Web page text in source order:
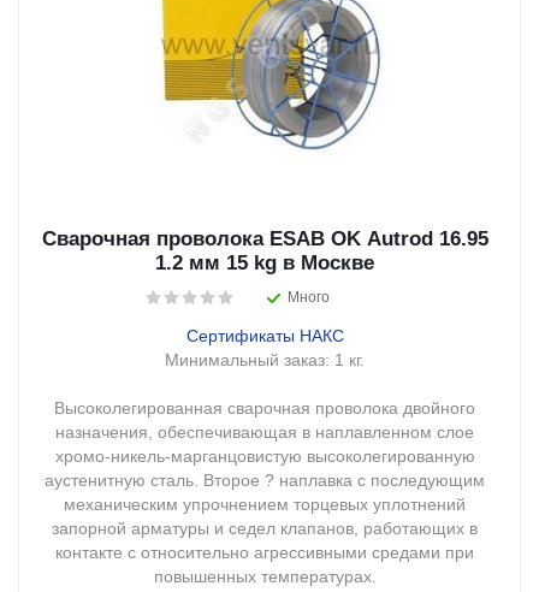
Сварочная проволока ESAB OK Autrod 16.95
1.2 мм 15 kg в Москве
Много
Сертификаты НАКС
Минимальный заказ: 1 кг.
Высоколегированная сварочная проволока двойного
назначения, обеспечивающая в наплавленном слое
хромо-никель-марганцовистую высоколегированную
аустенитную сталь. Второе ? наплавка с последующим
механическим упрочнением торцевых уплотнений
запорной арматуры и седел клапанов, работающих в
контакте с относительно агрессивными средами при
повышенных температурах.